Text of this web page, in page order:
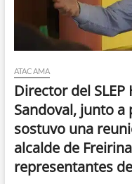
ATACAMA
Director del SLEP
Sandoval, junto a
sostuvo una
alcalde de
representantes